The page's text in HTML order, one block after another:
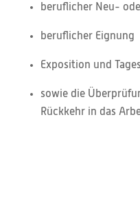
beruflicher Neu-
beruflicher Eignung
Exposition und
sowie die
Rückkehr in das